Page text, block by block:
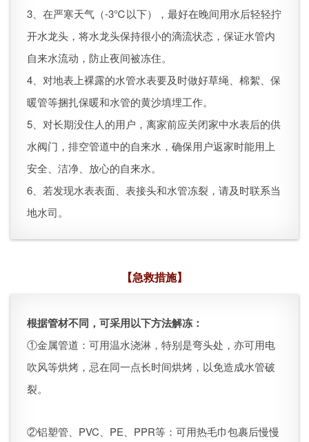
3、在严寒天气（-3℃以下），最好在晚间用水后轻轻拧
开水龙头，将水龙头保持很小的滴流状态，保证水管内
自来水流动，防止夜间被冻住。
4、对地表上裸露的水管水表要及时做好草绳、棉絮、保
暖管等捆扎保暖和水管的黄沙填埋工作。
5、对长期没住人的用户，离家前应关闭家中水表后的供
水阀门，排空管道中的自来水，确保用户返家时能用上
安全、洁净、放心的自来水。
6、若发现水表表面、表接头和水管冻裂，请及时联系当
地水司。
【急救措施】
根据管材不同，可采用以下方法解冻：
①金属管道：可用温水浇淋，特别是弯头处，亦可用电
吹风等烘烤，忌在同一点长时间烘烤，以免造成水管破
裂。
②铝塑管、PVC、PE、PPR等：可用热毛巾包裹后慢慢